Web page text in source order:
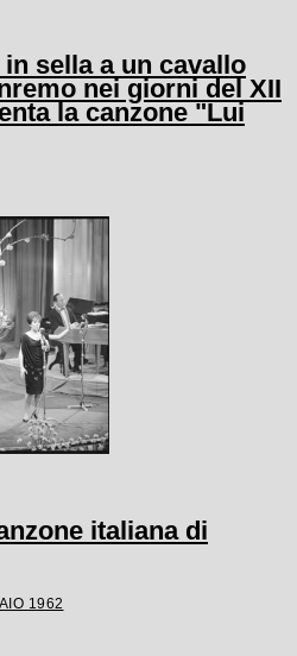
sella a un cavallo
nei giorni del XII
la canzone "Lui
italiana di
1962